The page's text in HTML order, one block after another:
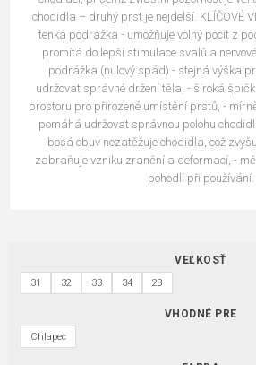
chodidla – druhý prst je nejdelší. KLÍČOVÉ
tenká podrážka - umožňuje volný pocit z
promítá do lepší stimulace svalů a
podrážka (nulový spád) - stejná výška
udržovat správné držení těla, - široká
prostoru pro přirozené umístění prstů, -
pomáhá udržovat správnou polohu
bosá obuv nezatěžuje chodidla, což
zabraňuje vzniku zranění a deformací, -
pohodlí při používání.
VEĽKOSŤ
31 32 33 34 28
VHODNÉ PRE
Chlapec